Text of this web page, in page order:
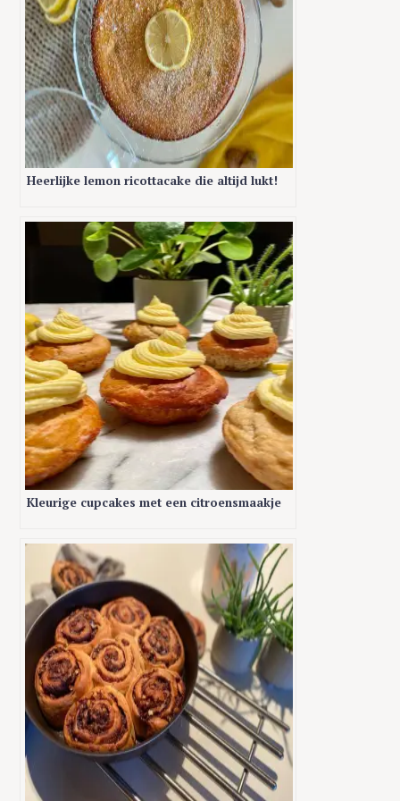
Heerlijke lemon ricottacake die altijd lukt!
Kleurige cupcakes met een citroensmaakje